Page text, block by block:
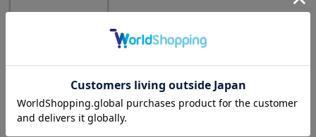
Moonstone:5pc
, D:0.05ct